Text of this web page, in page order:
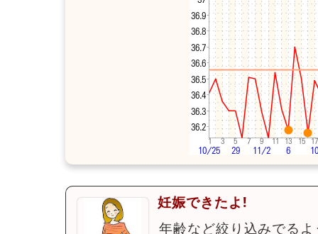
妊娠できたよ!
年齢など絞り込みでる